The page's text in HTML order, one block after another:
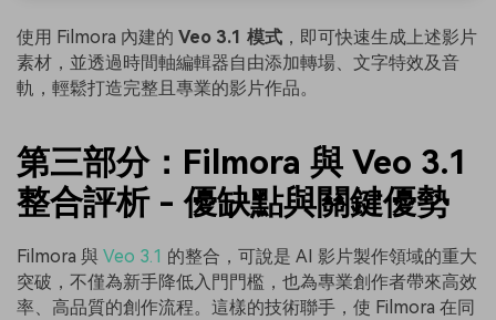
使用 Filmora 內建的 Veo 3.1 模式 ，即可快速生成上述影片
素材，並透過時間軸編輯器自由添加轉場、文字特效及音
軌，輕鬆打造完整且專業的影片作品。
第三部分：Filmora 與 Veo 3.1
整合評析 - 優缺點與關鍵優勢
Filmora 與 Veo 3.1 的整合，可說是 AI 影片製作領域的重大
突破，不僅為新手降低入門門檻，也為專業創作者帶來高效
率、高品質的創作流程。這樣的技術聯手，使 Filmora 在同